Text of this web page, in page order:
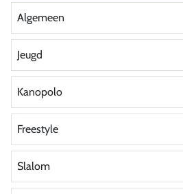
Algemeen
Jeugd
Kanopolo
Freestyle
Slalom